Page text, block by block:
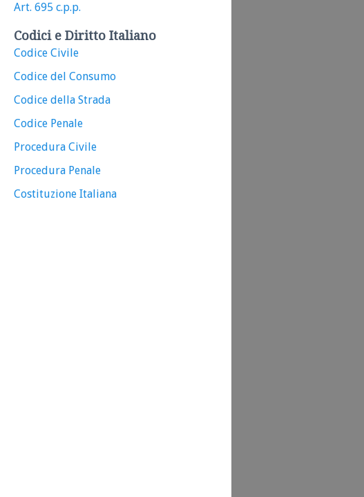
Art. 695 c.p.p.
Codici e Diritto Italiano
Codice Civile
Codice del Consumo
Codice della Strada
Codice Penale
Procedura Civile
Procedura Penale
Costituzione Italiana